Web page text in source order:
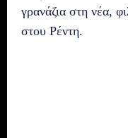
γρανάζια στη νέα,
στου Ρέντη.